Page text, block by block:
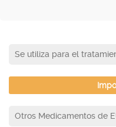
Se utiliza para el
Otros Medicamentos de